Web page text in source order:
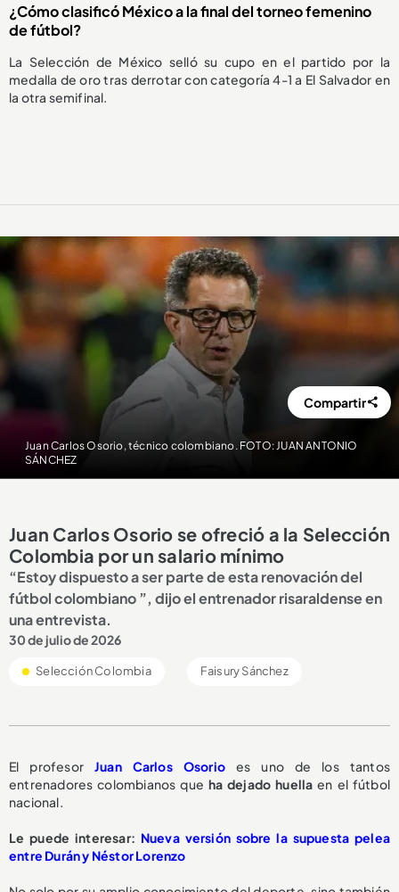
¿Cómo clasificó México a la final del torneo femenino
de fútbol?
La Selección de México selló su cupo en el partido por la
medalla de oro tras derrotar con categoría 4-1 a El Salvador en
la otra semifinal.
Juan Carlos Osorio, técnico colombiano. FOTO: JUAN ANTONIO
SÁNCHEZ
Compartir
Juan Carlos Osorio se ofreció a la Selección
Colombia por un salario mínimo
“Estoy dispuesto a ser parte de esta renovación del
fútbol colombiano ”, dijo el entrenador risaraldense en
una entrevista.
30 de julio de 2026
Selección Colombia Faisury Sánchez
El profesor Juan Carlos Osorio
es uno de los tantos
entrenadores colombianos que ha dejado huella en el fútbol
nacional.
Le puede interesar: Nueva versión sobre la supuesta pelea
entre Durán y Néstor Lorenzo